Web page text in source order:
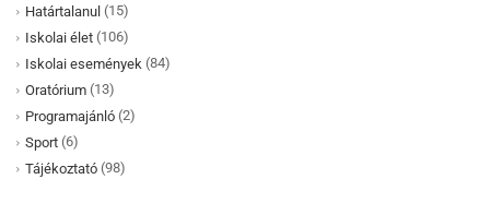
Határtalanul (15)
Iskolai élet (106)
Iskolai események (84)
Oratórium (13)
Programajánló (2)
Sport (6)
Tájékoztató (98)